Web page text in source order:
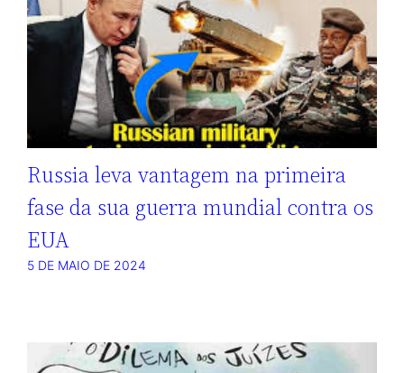
Russia leva vantagem na primeira
fase da sua guerra mundial contra os
EUA
5 DE MAIO DE 2024